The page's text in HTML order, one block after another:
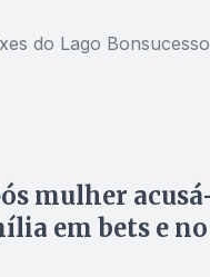
do Lago Bonsucesso
mulher
em bets e no